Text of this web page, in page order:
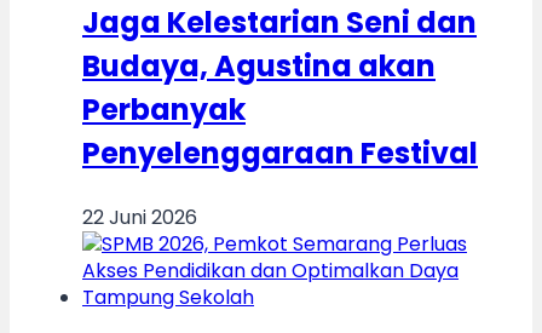
Jaga Kelestarian Seni dan
Budaya, Agustina akan
Perbanyak
Penyelenggaraan Festival
22 Juni 2026